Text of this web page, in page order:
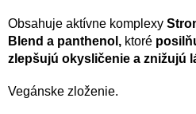
Obsahuje aktívne komplexy
Blend a panthenol, ktoré
zlepšujú okysličenie a znižujú
Vegánske zloženie.